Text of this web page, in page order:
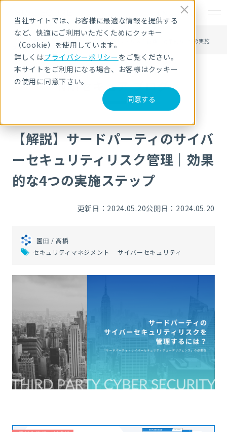
当社サイトでは、お客様に最適な情報を提供する
など、快適にご利用いただくためにクッキー
（Cookie）を使用しています。
詳しくはプライバシーポリシーをご覧ください。
本サイトをご利用になる場合、お客様はクッキー
の使用に同意下さい。
同意する
HOME
NRIセキュア ブログ
【解説】サードパーティのサイバーセキュリティリスク管理｜効果的な4つの実施
ステップ
NRIセキュア ブログ
【解説】サードパーティのサイバ
ーセキュリティリスク管理｜効果
的な4つの実施ステップ
更新日：2024.05.20公開日：2024.05.20
園田 / 高橋
セキュリティマネジメント
サイバーセキュリティ